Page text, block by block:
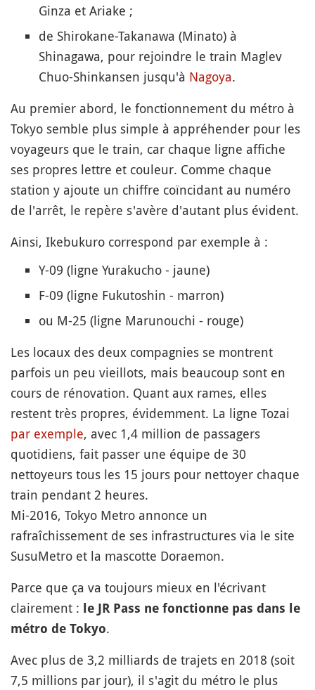
Ginza et Ariake ;
de Shirokane-Takanawa (Minato) à
Shinagawa, pour rejoindre le train Maglev
Chuo-Shinkansen jusqu'à Nagoya.
Au premier abord, le fonctionnement du métro à
Tokyo semble plus simple à appréhender pour les
voyageurs que le train, car chaque ligne affiche
ses propres lettre et couleur. Comme chaque
station y ajoute un chiffre coïncidant au numéro
de l'arrêt, le repère s'avère d'autant plus évident.
Ainsi, Ikebukuro correspond par exemple à :
Y-09 (ligne Yurakucho - jaune)
F-09 (ligne Fukutoshin - marron)
ou M-25 (ligne Marunouchi - rouge)
Les locaux des deux compagnies se montrent
parfois un peu vieillots, mais beaucoup sont en
cours de rénovation. Quant aux rames, elles
restent très propres, évidemment. La ligne Tozai
par exemple, avec 1,4 million de passagers
quotidiens, fait passer une équipe de 30
nettoyeurs tous les 15 jours pour nettoyer chaque
train pendant 2 heures.
Mi-2016, Tokyo Metro annonce un
rafraîchissement de ses infrastructures via le site
SusuMetro et la mascotte Doraemon.
Parce que ça va toujours mieux en l'écrivant
clairement :
le JR Pass ne fonctionne pas dans le
métro de Tokyo.
Avec plus de 3,2 milliards de trajets en 2018 (soit
7,5 millions par jour), il s'agit du métro le plus